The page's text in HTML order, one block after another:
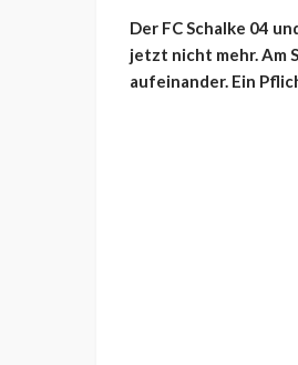
Der FC Schalke 04
jetzt nicht mehr. Am
aufeinander. Ein